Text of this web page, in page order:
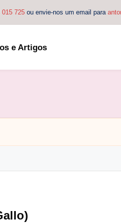
015 725 ou envie-nos um email para
e Artigos